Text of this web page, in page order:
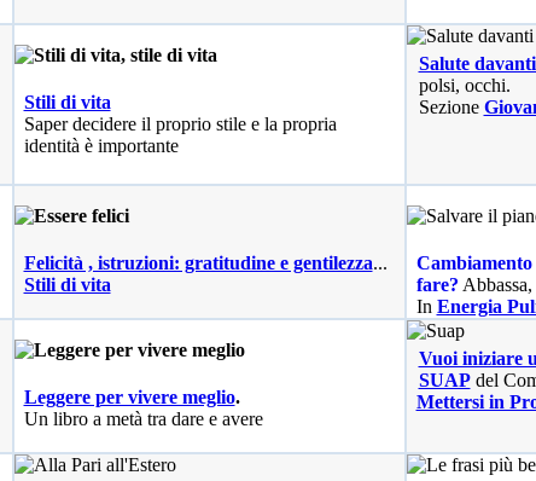
Stili di vita
Saper decidere il proprio stile e la propria
identità è importante
Salute
polsi, occhi.
Sezione
Felicità , istruzioni: gratitudine e gentilezza...
Stili di vita
Cambiamento
fare?
In Energia
Leggere per vivere meglio.
Un libro a metà tra dare e avere
Vuoi iniziare
SUAPdel
Mettersi in